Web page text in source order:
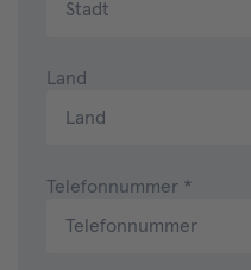
Land
Telefonnummer *